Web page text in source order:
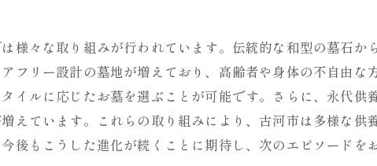
和田における永代供養の現状
を活かした供養の新しいアプローチ
択肢を広げる古河市の取り組み
任せられる供養の仕組み
和田の永代供養の費用と特徴
じて感じる地域社会の温かさ
様々な取り組みが行われています。伝統的な和型の墓石か
フリー設計の墓地が増えており、高齢者や身体の不自由な
イルに応じたお墓を選ぶことが可能です。さらに、永代供
えています。これらの取り組みにより、古河市は多様な供
もこうした進化が続くことに期待し、次のエピソードを